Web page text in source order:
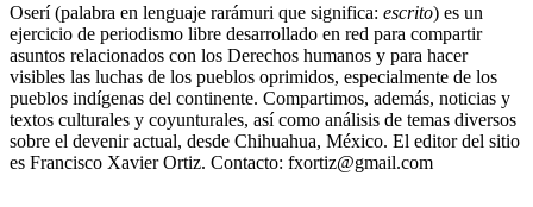
Oserí (palabra en lenguaje rarámuri que significa: escrito) es un
ejercicio de periodismo libre desarrollado en red para compartir
asuntos relacionados con los Derechos humanos y para hacer
visibles las luchas de los pueblos oprimidos, especialmente de los
pueblos indígenas del continente. Compartimos, además, noticias y
textos culturales y coyunturales, así como análisis de temas diversos
sobre el devenir actual, desde Chihuahua, México. El editor del sitio
es Francisco Xavier Ortiz. Contacto: fxortiz@gmail.com